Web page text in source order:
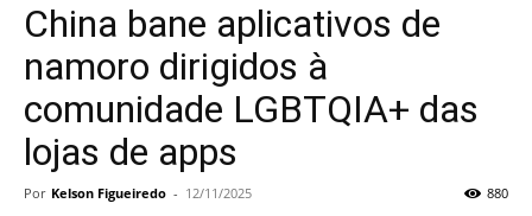
China bane aplicativos de
namoro dirigidos à
comunidade LGBTQIA+ das
lojas de apps
Por Kelson Figueiredo - 12/11/2025 880